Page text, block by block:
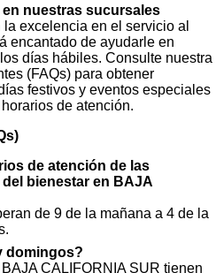
en nuestras sucursales
excelencia en el servicio al
encantado de ayudarle en
días hábiles. Consulte nuestra
(FAQs) para obtener
festivos y eventos especiales
de atención.
de atención de las
bienestar en BAJA
de 9 de la mañana a 4 de la
domingos?
CALIFORNIA SUR tienen